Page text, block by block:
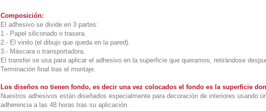
Composición:
El adhesivo se divide en 3 partes:
1.- Papel siliconado o trasera.
2.- El vinilo (el dibujo que queda en la pared).
3.- Máscara o transportadora.
El transfer se usa para aplicar el adhesivo en la superficie que queramos, retirándose
Terminación final tras el montaje.
Los diseños no tienen fondo, es decir una vez colocados el fondo es la superficie
Nuestros adhesivos están diseñados especialmente para decoración de interiores usando
adherencia a las 48 horas tras su aplicación.